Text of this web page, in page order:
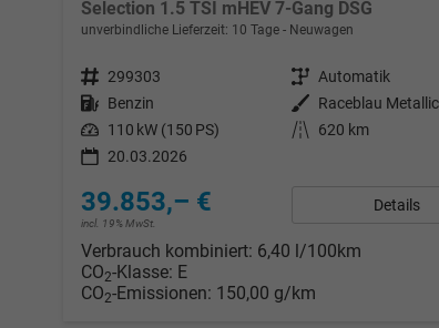
Selection 1.5 TSI mHEV 7-Gang DSG
unverbindliche Lieferzeit: 10 Tage Neuwagen
Fahrzeugnr. 299303 Getriebe Automatik
Kraftstoff Benzin Außenfarbe
Raceblau Metallic
Leistung 110 kW (150 PS) Kilometerstand
620 km
20.03.2026
39.853,– €
incl. 19% MwSt.
Details
Verbrauch kombiniert: 6,40 l/100km
CO2-Klasse: E
CO2-Emissionen: 150,00 g/km